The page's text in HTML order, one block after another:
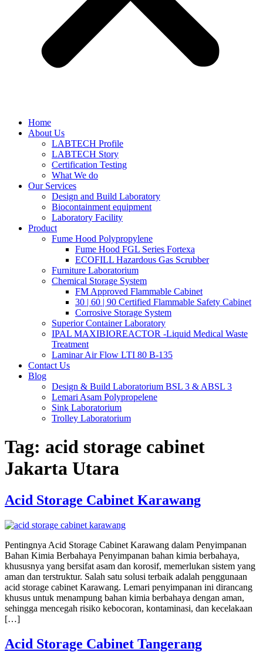
Home
About Us
LABTECH Profile
LABTECH Story
Certification Testing
What We do
Our Services
Design and Build Laboratory
Biocontainment equipment
Laboratory Facility
Product
Fume Hood Polypropylene
Fume Hood FGL Series Fortexa
ECOFILL Hazardous Gas Scrubber
Furniture Laboratorium
Chemical Storage System
FM Approved Flammable Cabinet
30 | 60 | 90 Certified Flammable Safety Cabinet
Corrosive Storage System
Superior Container Laboratory
IPAL MAXIBIOREACTOR -Liquid Medical Waste
Treatment
Laminar Air Flow LTI 80 B-135
Contact Us
Blog
Design & Build Laboratorium BSL 3 & ABSL 3
Lemari Asam Polypropelene
Sink Laboratorium
Trolley Laboratorium
Tag: acid storage cabinet
Jakarta Utara
Acid Storage Cabinet Karawang
Pentingnya Acid Storage Cabinet Karawang dalam Penyimpanan
Bahan Kimia Berbahaya Penyimpanan bahan kimia berbahaya,
khususnya yang bersifat asam dan korosif, memerlukan sistem yang
aman dan terstruktur. Salah satu solusi terbaik adalah penggunaan
acid storage cabinet Karawang. Lemari penyimpanan ini dirancang
khusus untuk menampung bahan kimia berbahaya dengan aman,
sehingga mencegah risiko kebocoran, kontaminasi, dan kecelakaan
[…]
Acid Storage Cabinet Tangerang